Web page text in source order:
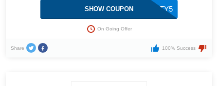
PROCTY5
SHOW COUPON
On Going Offer
Share 100% Success